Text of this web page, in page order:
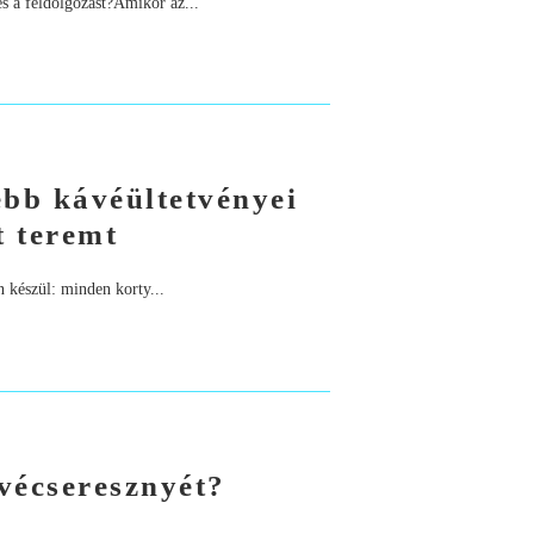
kávéültetvényei
teremt
készül: minden korty...